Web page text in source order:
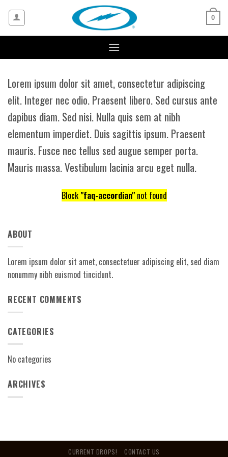
0
Lorem ipsum dolor sit amet, consectetur adipiscing
elit. Integer nec odio. Praesent libero. Sed cursus ante
dapibus diam. Sed nisi. Nulla quis sem at nibh
elementum imperdiet. Duis sagittis ipsum. Praesent
mauris. Fusce nec tellus sed augue semper porta.
Mauris massa. Vestibulum lacinia arcu eget nulla.
Block "faq-accordian"not found
ABOUT
Lorem ipsum dolor sit amet, consectetuer adipiscing elit, sed diam
nonummy nibh euismod tincidunt.
RECENT COMMENTS
CATEGORIES
No categories
ARCHIVES
CURRENT DROPS! CONTACT US